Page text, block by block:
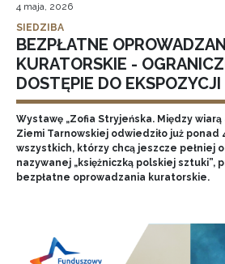
4 maja, 2026
SIEDZIBA
BEZPŁATNE
KURATORSKIE -
DOSTĘPIE DO EKSPOZYCJI
Wystawę „Zofia Stryjeńska. Między
Ziemi Tarnowskiej odwiedziło już ponad
wszystkich, którzy chcą jeszcze pełniej
nazywanej „księżniczką polskiej sztuki”,
bezpłatne oprowadzania kuratorskie.